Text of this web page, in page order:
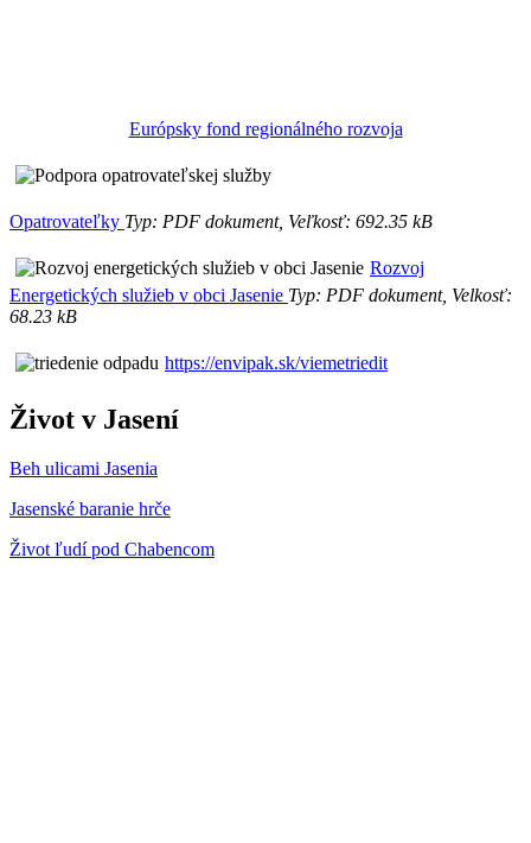
Európsky fond regionálného rozvoja
Opatrovateľky Typ: PDF dokument, Veľkosť: 692.35 kB
Rozvoj
Energetických služieb v obci Jasenie Typ: PDF dokument, Velkosť:
68.23 kB
https://envipak.sk/viemetriedit
Život v Jasení
Beh ulicami Jasenia
Jasenské baranie hrče
Život ľudí pod Chabencom